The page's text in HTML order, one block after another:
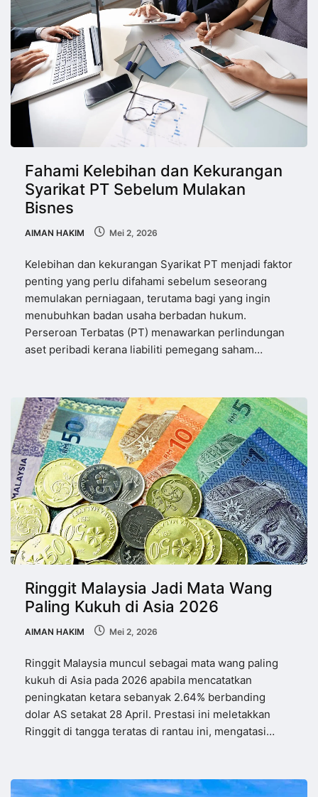
Fahami Kelebihan dan Kekurangan
Syarikat PT Sebelum Mulakan
Bisnes
AIMAN HAKIM Mei 2, 2026
Kelebihan dan kekurangan Syarikat PT menjadi faktor
penting yang perlu difahami sebelum seseorang
memulakan perniagaan, terutama bagi yang ingin
menubuhkan badan usaha berbadan hukum.
Perseroan Terbatas (PT) menawarkan perlindungan
aset peribadi kerana liabiliti pemegang saham…
Ringgit Malaysia Jadi Mata Wang
Paling Kukuh di Asia 2026
AIMAN HAKIM Mei 2, 2026
Ringgit Malaysia muncul sebagai mata wang paling
kukuh di Asia pada 2026 apabila mencatatkan
peningkatan ketara sebanyak 2.64% berbanding
dolar AS setakat 28 April. Prestasi ini meletakkan
Ringgit di tangga teratas di rantau ini, mengatasi…